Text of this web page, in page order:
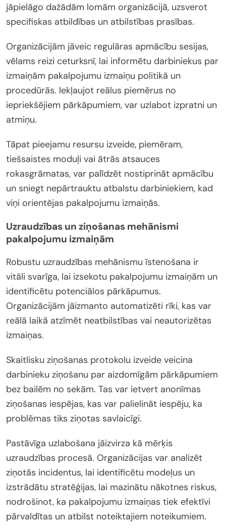
jāpielāgo dažādām lomām organizācijā, uzsverot
specifiskas atbildības un atbilstības prasības.
Organizācijām jāveic regulāras apmācību sesijas,
vēlams reizi ceturksnī, lai informētu darbiniekus par
izmaiņām pakalpojumu izmaiņu politikā un
procedūrās. Iekļaujot reālus piemērus no
iepriekšējiem pārkāpumiem, var uzlabot izpratni un
atmiņu.
Tāpat pieejamu resursu izveide, piemēram,
tiešsaistes moduļi vai ātrās atsauces
rokasgrāmatas, var palīdzēt nostiprināt apmācību
un sniegt nepārtrauktu atbalstu darbiniekiem, kad
viņi orientējas pakalpojumu izmaiņās.
Uzraudzības un ziņošanas mehānismi
pakalpojumu izmaiņām
Robustu uzraudzības mehānismu īstenošana ir
vitāli svarīga, lai izsekotu pakalpojumu izmaiņām un
identificētu potenciālos pārkāpumus.
Organizācijām jāizmanto automatizēti rīki, kas var
reālā laikā atzīmēt neatbilstības vai neautorizētas
izmaiņas.
Skaitlisku ziņošanas protokolu izveide veicina
darbinieku ziņošanu par aizdomīgām pārkāpumiem
bez bailēm no sekām. Tas var ietvert anonīmas
ziņošanas iespējas, kas var palielināt iespēju, ka
problēmas tiks ziņotas savlaicīgi.
Pastāvīga uzlabošana jāizvirza kā mērķis
uzraudzības procesā. Organizācijas var analizēt
ziņotās incidentus, lai identificētu modeļus un
izstrādātu stratēģijas, lai mazinātu nākotnes riskus,
nodrošinot, ka pakalpojumu izmaiņas tiek efektīvi
pārvaldītas un atbilst noteiktajiem noteikumiem.